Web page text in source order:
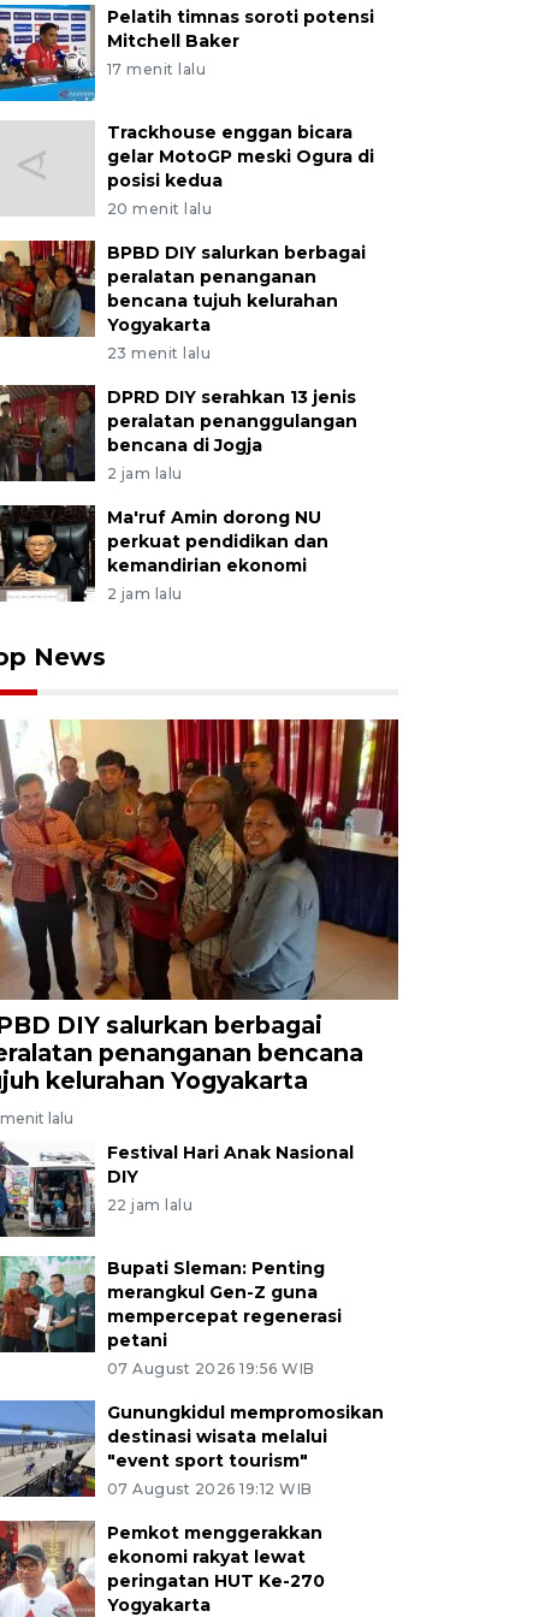
Pelatih timnas soroti potensi
Mitchell Baker
17 menit lalu
Trackhouse enggan bicara
gelar MotoGP meski Ogura di
posisi kedua
20 menit lalu
BPBD DIY salurkan berbagai
peralatan penanganan
bencana tujuh kelurahan
Yogyakarta
23 menit lalu
DPRD DIY serahkan 13 jenis
peralatan penanggulangan
bencana di Jogja
2 jam lalu
Ma'ruf Amin dorong NU
perkuat pendidikan dan
kemandirian ekonomi
2 jam lalu
News
DIY salurkan berbagai
penanganan bencana
kelurahan Yogyakarta
lalu
Festival Hari Anak Nasional
DIY
22 jam lalu
Bupati Sleman: Penting
merangkul Gen-Z guna
mempercepat regenerasi
petani
07 August 2026 19:56 WIB
Gunungkidul mempromosikan
destinasi wisata melalui
"event sport tourism"
07 August 2026 19:12 WIB
Pemkot menggerakkan
ekonomi rakyat lewat
peringatan HUT Ke-270
Yogyakarta